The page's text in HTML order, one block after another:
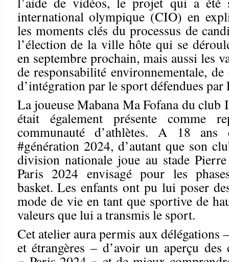
international olympique (CIO) en
les moments clés du processus de
l’élection de la ville hôte qui se
en septembre prochain, mais aussi les
de responsabilité environnementale,
d’intégration par le sport défendues par
La joueuse Mabana Ma Fofana du club
était également présente comme
communauté d’athlètes. A 18 ans
#génération 2024, d’autant que son
division nationale joue au stade
Paris 2024 envisagé pour les
basket. Les enfants ont pu lui poser
mode de vie en tant que sportive de
valeurs que lui a transmis le sport.
Cet atelier aura permis aux délégations
et étrangères – d’avoir un aperçu